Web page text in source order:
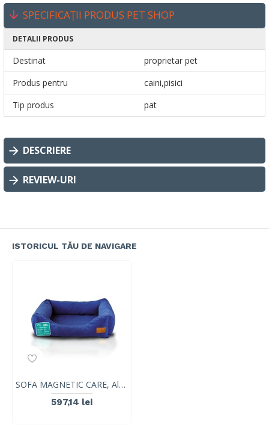
SPECIFICAȚII PRODUS PET SHOP
DETALII PRODUS
Destinat
proprietar pet
Produs pentru
caini,pisici
Tip produs
pat
DESCRIERE
REVIEW-URI
ISTORICUL TĂU DE NAVIGARE
SOFA MAGNETIC CARE, Albastru Marin, VetExpert, marimea XL, 75 x 55 cm
597,14 lei